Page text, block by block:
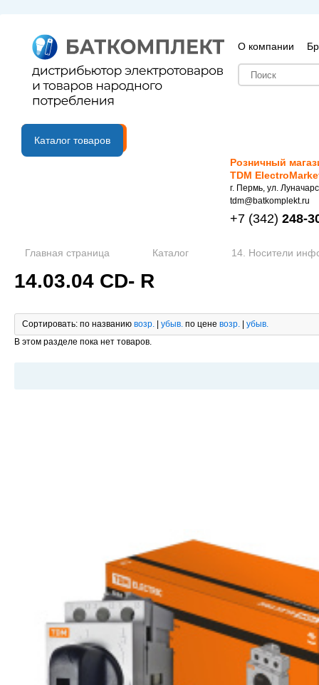
О компании
B2B портал
Каталог товаров
Розничный
TDM
г. Пермь, ул.
tdm@batkomplekt.ru
+7 (342) 248-
Главная страница Каталог 14. Носители
14.03.04 CD- R
Сортировать: по названию возр. | убыв. по цене возр. | убыв.
В этом разделе пока нет товаров.